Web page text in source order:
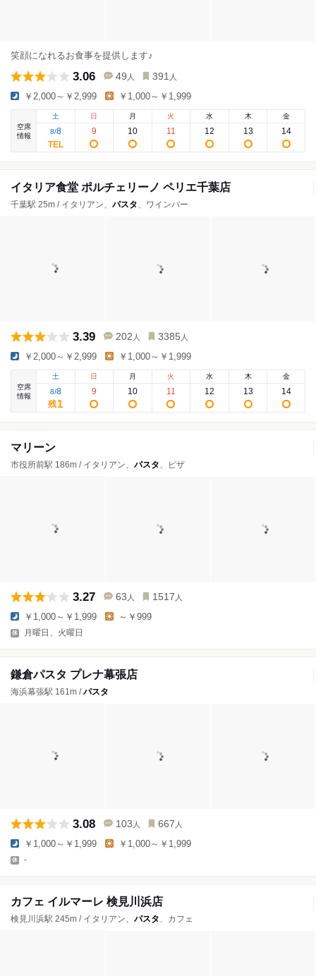
笑顔になれるお食事を提供します♪
3.06 49 人 391 人
￥2,000～￥2,999 ￥1,000～￥1,999
空席
情報
土
8/8
日
9
月
10
火
11
水
12
木
13
金
14
イタリア食堂 ポルチェリーノ ペリエ千葉店
千葉駅 25m / イタリアン、 パスタ、ワインバー
3.39 202 人 3385 人
￥2,000～￥2,999 ￥1,000～￥1,999
空席
情報
土
8/8
残1
日
9
月
10
火
11
水
12
木
13
金
14
マリーン
市役所前駅 186m / イタリアン、 パスタ、ピザ
3.27 63 人 1517 人
￥1,000～￥1,999 ～￥999
月曜日、火曜日
鎌倉パスタ プレナ幕張店
海浜幕張駅 161m /パスタ
3.08 103 人 667 人
￥1,000～￥1,999 ￥1,000～￥1,999
-
カフェ イルマーレ 検見川浜店
検見川浜駅 245m / イタリアン、 パスタ、カフェ